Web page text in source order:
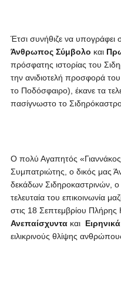
Έτσι συνήθιζε να υπογράφει
Άνθρωπος Σύμβολο και
πρόσφατης ιστορίας του
την ανιδιοτελή προσφορά
το Ποδόσφαιρο), έκανε τα
πασίγνωστο το Σιδηρόκαστρο
Ο πολύ Αγαπητός
Συμπατριώτης, ο δικός μας
δεκάδων Σιδηροκαστρινών,
τελευταία του επικοινωνία
στις 18 Σεπτεμβρίου
Ανεπαίσχυντακαι Ειρηνικά
ειλικρινούς θλίψης